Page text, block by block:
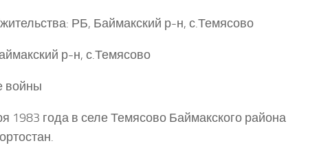
РБ, Баймакский р-н, с.Темясово
р-н, с.Темясово
войны
1983 года в селе Темясово Баймакского района